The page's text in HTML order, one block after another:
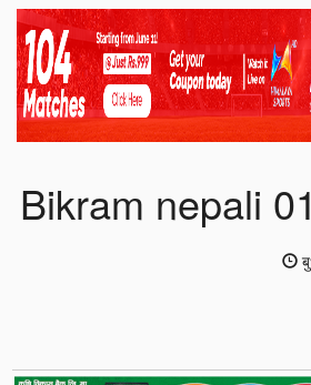
Bikram nepali 01